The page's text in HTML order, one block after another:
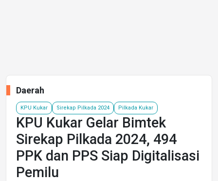
Daerah
KPU Kukar Sirekap Pilkada 2024 Pilkada Kukar
KPU Kukar Gelar Bimtek
Sirekap Pilkada 2024, 494
PPK dan PPS Siap Digitalisasi
Pemilu